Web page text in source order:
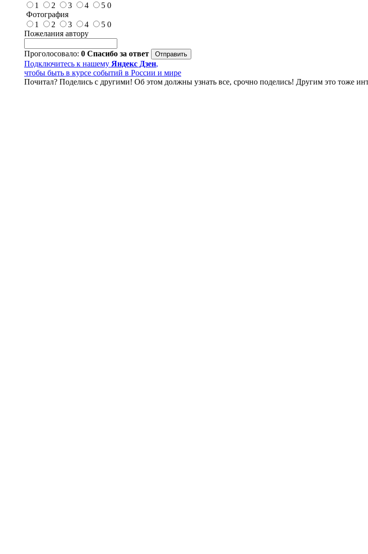
1
2 3 4 5 0
Фотография
1
2 3 4 5 0
Пожелания автору
Проголосовало: 0 Спасибо за ответ
Подключитесь к нашему Яндекс Дзен,
чтобы быть в курсе событий в России и мире
Почитал? Поделись с другими! Об этом должны узнать все, срочно поделись! Другим это тоже